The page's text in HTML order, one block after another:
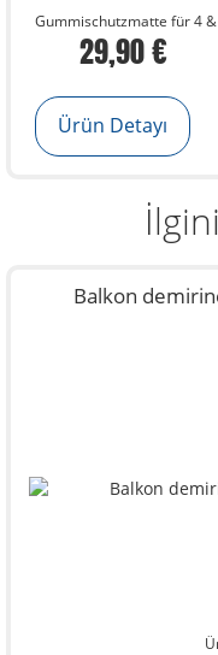
Gummischutzmatte für 4
29,90 €
Ürün Detayı
Balkon